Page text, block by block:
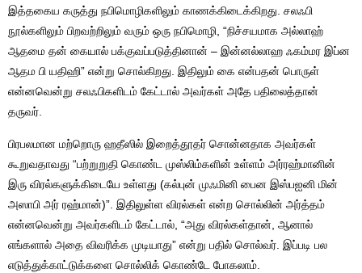
இத்தகைய கருத்து நபிமொழிகளிலும் காணக்கிடைக்கிறது. சலஃபி
நூல்களிலும் பிறவற்றிலும் வரும் ஒரு நபிமொழி, “நிச்சயமாக அல்லாஹ்
ஆதமை தன் கையால் பக்குவப்படுத்தினான் – இன்னல்லாஹ ஃகம்மர இப்ன
ஆதம பி யதிஹி” என்று சொல்கிறது. இதிலும் கை என்பதன் பொருள்
என்னவென்று சலஃபிகளிடம் கேட்டால் அவர்கள் அதே பதிலைத்தான்
தருவர்.
பிரபலமான மற்றொரு ஹதீஸில் இறைத்தூதர் சொன்னதாக அவர்கள்
கூறுவதாவது “பற்றுறுதி கொண்ட முஸ்லிம்களின் உள்ளம் அர்ரஹ்மானின்
இரு விரல்களுக்கிடையே உள்ளது (கல்புன் முஃமினி பைன இஸ்பஐனி மின்
அஸாபி அர் ரஹ்மான்)”. இதிலுள்ள விரல்கள் என்ற சொல்லின் அர்த்தம்
என்னவென்று அவர்களிடம் கேட்டால், “அது விரல்கள்தான், ஆனால்
எங்களால் அதை விவரிக்க முடியாது” என்று பதில் சொல்வர். இப்படி பல
எடுத்துக்காட்டுக்களை சொல்லிக் கொண்டே போகலாம்.